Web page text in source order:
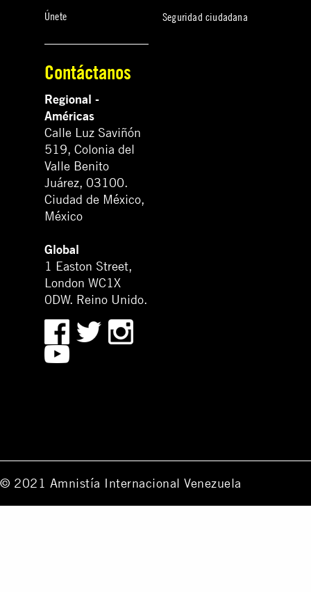
Únete
Seguridad ciudadana
Contáctanos
Regional -
Américas
Calle Luz Saviñón
519, Colonia del
Valle Benito
Juárez, 03100.
Ciudad de México,
México
Global
1 Easton Street,
London WC1X
0DW. Reino Unido.
© 2021 Amnistía Internacional Venezuela